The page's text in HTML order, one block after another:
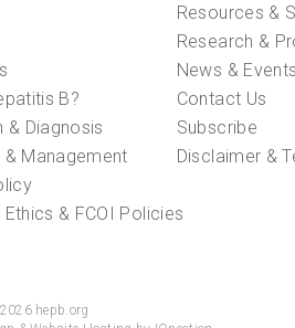
B?
& Diagnosis
Management
Resources &
Research &
News & Events
Contact Us
Subscribe
Disclaimer &
& FCOI Policies
hepb.org